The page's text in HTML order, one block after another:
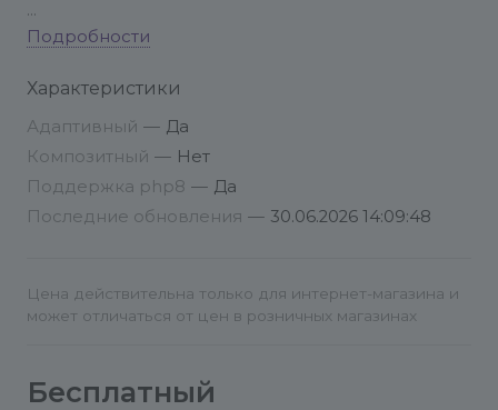
Настройка модуля:
- Настройка модуля производится в публичной
части в режиме правки.
Дни рождения и включите режим правки.
2. Выберите вид отображенияСписоки
всплывающей карточке календаря и в режиме
Подробности
Характеристики
Адаптивный — Да
Композитный — Нет
Поддержка php8 — Да
Последние обновления — 30.06.2026 14:09:48
Цена действительна только для интернет-магазина и
может отличаться от цен в розничных магазинах
Бесплатный